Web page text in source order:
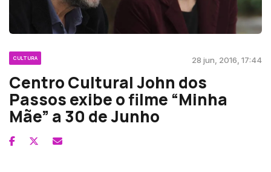
CULTURA 28 jun, 2016, 17:44
Centro Cultural John dos
Passos exibe o filme “Minha
Mãe” a 30 de Junho